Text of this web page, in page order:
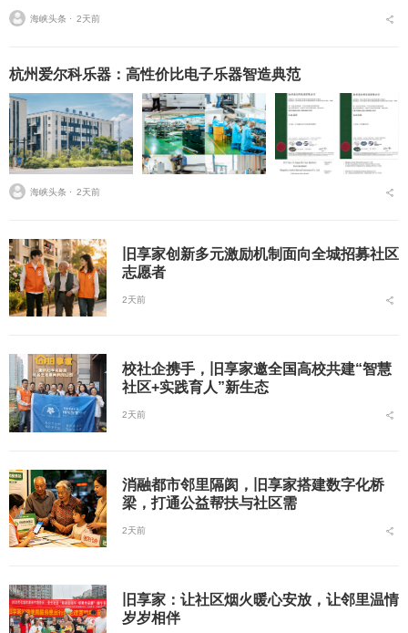
挑战，扎实推进在风险研判、机制创新、技术赋能、实践育人等方面
的路径分析与研...
海峡头条 ⋅ 2天前
杭州爱尔科乐器：高性价比电子乐器智造典范
海峡头条 ⋅ 2天前
旧享家创新多元激励机制面向全城招募社区
志愿者
2天前
校社企携手，旧享家邀全国高校共建“智慧
社区+实践育人”新生态
2天前
消融都市邻里隔阂，旧享家搭建数字化桥
梁，打通公益帮扶与社区需
2天前
旧享家：让社区烟火暖心安放，让邻里温情
岁岁相伴